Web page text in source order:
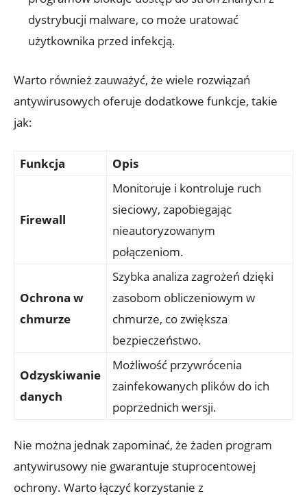
dystrybucji malware, co może uratować
użytkownika przed infekcją.
Warto również zauważyć, że wiele rozwiązań
antywirusowych oferuje dodatkowe funkcje, takie
jak:
Funkcja Opis
Firewall
Monitoruje i kontroluje ruch
sieciowy, zapobiegając
nieautoryzowanym
połączeniom.
Ochrona w
chmurze
Szybka analiza zagrożeń dzięki
zasobom obliczeniowym w
chmurze, co zwiększa
bezpieczeństwo.
Odzyskiwanie
danych
Możliwość przywrócenia
zainfekowanych plików do ich
poprzednich wersji.
Nie można jednak zapominać, że żaden program
antywirusowy nie gwarantuje stuprocentowej
ochrony. Warto łączyć korzystanie z